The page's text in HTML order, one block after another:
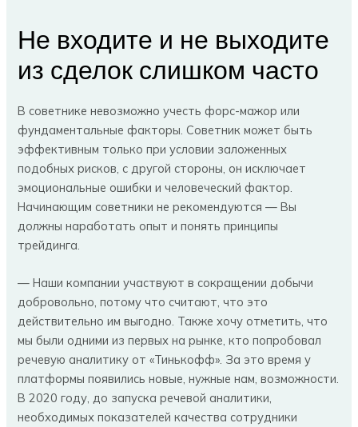
Не входите и не выходите
из сделок слишком часто
В советнике невозможно учесть форс-мажор или
фундаментальные факторы. Советник может быть
эффективным только при условии заложенных
подобных рисков, с другой стороны, он исключает
эмоциональные ошибки и человеческий фактор.
Начинающим советники не рекомендуются — Вы
должны наработать опыт и понять принципы
трейдинга.
— Наши компании участвуют в сокращении добычи
добровольно, потому что считают, что это
действительно им выгодно. Также хочу отметить, что
мы были одними из первых на рынке, кто попробовал
речевую аналитику от «Тинькофф». За это время у
платформы появились новые, нужные нам, возможности.
В 2020 году, до запуска речевой аналитики,
необходимых показателей качества сотрудники